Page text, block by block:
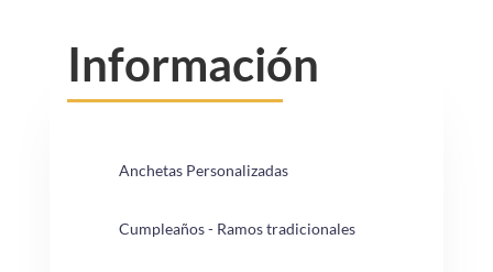
Información
Anchetas Personalizadas
Cumpleaños - Ramos tradicionales